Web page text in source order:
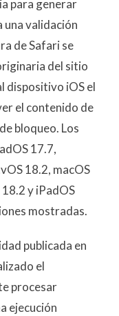
para generar
una validación
de Safari se
del sitio
dispositivo iOS el
el contenido de
bloqueo. Los
17.7,
18.2, macOS
y iPadOS
mostradas.
publicada en
el
procesar
ejecución